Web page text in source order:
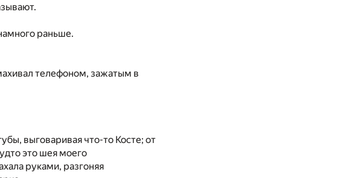
раньше.
телефоном, зажатым в
выговаривая что-то Косте; от
это шея моего
руками, разгоняя